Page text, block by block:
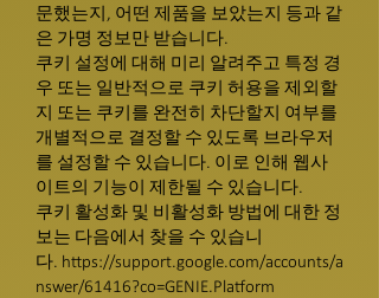
문했는지, 어떤 제품을 보았는지 등과 같
은 가명 정보만 받습니다.
쿠키 설정에 대해 미리 알려주고 특정 경
우 또는 일반적으로 쿠키 허용을 제외할
지 또는 쿠키를 완전히 차단할지 여부를
개별적으로 결정할 수 있도록 브라우저
를 설정할 수 있습니다. 이로 인해 웹사
이트의 기능이 제한될 수 있습니다.
쿠키 활성화 및 비활성화 방법에 대한 정
보는 다음에서 찾을 수 있습니
다. https://support.google.com/accounts/a
nswer/61416?co=GENIE.Platform